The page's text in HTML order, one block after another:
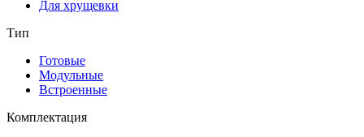
Для хрущевки
Тип
Готовые
Модульные
Встроенные
Комплектация